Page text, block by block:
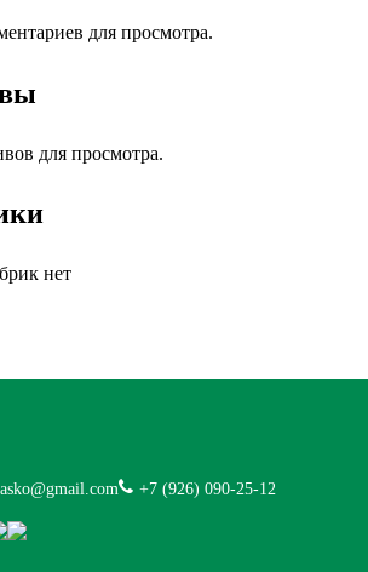
для просмотра.
для просмотра.
нет
+7 (926) 090-25-12